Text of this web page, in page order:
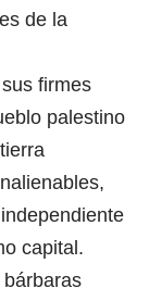
de la
firmes
palestino
capital.